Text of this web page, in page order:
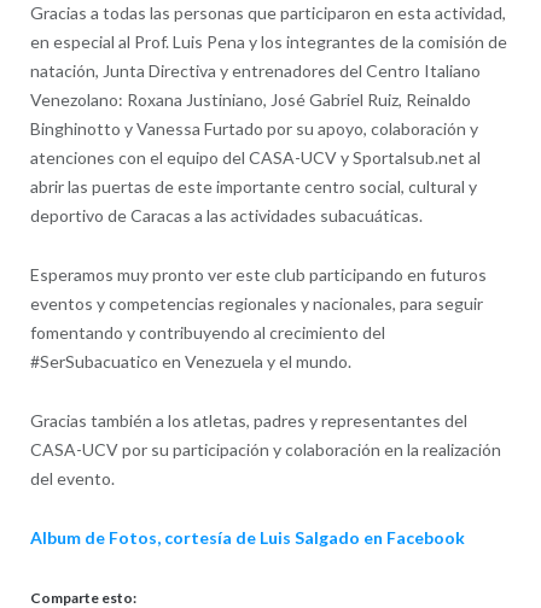
Gracias a todas las personas que participaron en esta actividad,
en especial al Prof. Luis Pena y los integrantes de la comisión de
natación, Junta Directiva y entrenadores del Centro Italiano
Venezolano: Roxana Justiniano, José Gabriel Ruiz, Reinaldo
Binghinotto y Vanessa Furtado por su apoyo, colaboración y
atenciones con el equipo del CASA-UCV y Sportalsub.net al
abrir las puertas de este importante centro social, cultural y
deportivo de Caracas a las actividades subacuáticas.
Esperamos muy pronto ver este club participando en futuros
eventos y competencias regionales y nacionales, para seguir
fomentando y contribuyendo al crecimiento del
#SerSubacuatico en Venezuela y el mundo.
Gracias también a los atletas, padres y representantes del
CASA-UCV por su participación y colaboración en la realización
del evento.
Album de Fotos, cortesía de Luis Salgado en Facebook
Comparte esto: